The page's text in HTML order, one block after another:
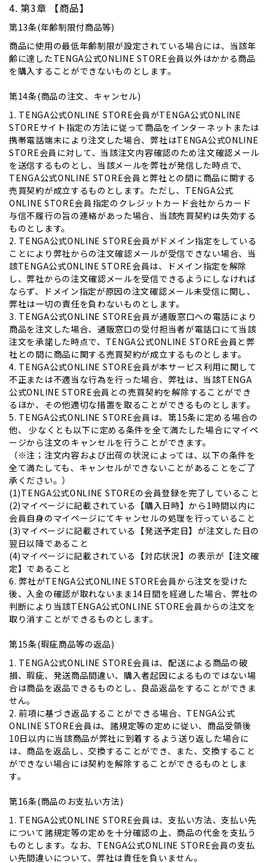
第3章 【商品】
第13条(年齢制限付商品等)
商品に使用の最低年齢制限が設定されている場合には、当該年
齢に達したTENGA公式ONLINE STORE会員以外はかかる商品
を購入することができないものとします。
第14条(商品の注文、キャンセル)
1. TENGA公式ONLINE STORE会員がTENGA公式ONLINE
STOREサイト指定の方法に従って商品をインターネットまたは
携帯電話端末により注文した場合、弊社はTENGA公式ONLINE
STORE会員に対して、当該注文内容確認のため注文確認メール
を送信するものとし、当該メールを弊社が発信した時点で、
TENGA公式ONLINE STORE会員と弊社との間に商品に関する
売買契約が成立するものとします。ただし、TENGA公式
ONLINE STORE会員指定のクレジットカード会社からカード
与信不履行の旨の連絡があった場合、当該売買契約は失効する
ものとします。
2. TENGA公式ONLINE STORE会員がドメイン指定をしている
ことにより弊社からの注文確認メールが受信できない場合、当
該TENGA公式ONLINE STORE会員は、ドメイン指定を解除
し、弊社からの注文確認メールを受信できるようにしなければ
ならず、ドメイン指定が原因の注文確認メール未受信に関し、
弊社は一切の責任を負わないものとします。
3. TENGA公式ONLINE STORE会員が通販窓口への電話により
商品を注文した場合、通販窓口の受付担当者が電話口にて当該
注文を承諾した時点で、TENGA公式ONLINE STORE会員と弊
社との間に商品に関する売買契約が成立するものとします。
4. TENGA公式ONLINE STORE会員が本サービス利用に関して
不正または不適当な行為を行った場合、弊社は、当該TENGA
公式ONLINE STORE会員との売買契約を解除することができ
るほか、その他適切な措置を取ることができるものとします。
5. TENGA公式ONLINE STORE会員は、第15条に定める場合の
他、 少なくとも以下に定める条件を全て満たした場合にマイペ
ージから注文のキャンセルを行うことができます。
（※注；注文内容および出荷の状況によっては、以下の条件を
全て満たしても、キャンセルができないことがあることをご了
承ください。）
(1)TENGA公式ONLINE STOREの会員登録を完了していること
(2)マイページに記載されている【購入日時】から1時間以内に
会員自身のマイページにてキャンセルの処理を行っていること
(3)マイページに記載されている【発送予定日】が注文した日の
翌日以降であること
(4)マイページに記載されている【対応状況】の表示が【注文確
定】であること
6. 弊社がTENGA公式ONLINE STORE会員から注文を受けた
後、入金の確認が取れないまま14日間を経過した場合、弊社の
判断により当該TENGA公式ONLINE STORE会員からの注文を
取り消すことができるものとします。
第15条(瑕疵商品等の返品)
1. TENGA公式ONLINE STORE会員は、配送による商品の破
損、瑕疵、発送商品間違い、購入者起因によるものではない場
合は商品を返品できるものとし、良品返品をすることができま
せん。
2. 前項に基づき返品することができる場合、TENGA公式
ONLINE STORE会員は、諸規定等の定めに従い、商品受領後
10日以内に当該商品が弊社に到着するよう送り返した場合に
は、商品を返品し、交換することができ、また、交換すること
ができない場合には契約を解除することができるものとしま
す。
第16条(商品のお支払い方法)
1. TENGA公式ONLINE STORE会員は、支払い方法、支払い先
について諸規定等の定めを十分確認の上、商品の代金を支払う
ものとします。なお、TENGA公式ONLINE STORE会員の支払
い先間違いについて、弊社は責任を負いません。